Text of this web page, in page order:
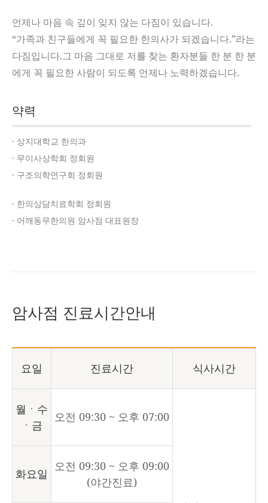
언제나 마음 속 깊이 잊지 않는 다짐이 있습니다.
“가족과 친구들에게 꼭 필요한 한의사가 되겠습니다.”라는
다짐입니다.그 마음 그대로 저를 찾는 환자분들 한 분 한 분
에게 꼭 필요한 사람이 되도록 언제나 노력하겠습니다.
약력
· 상지대학교 한의과
· 무이사상학회 정회원
· 구조의학연구회 정회원
· 한의상담치료학회 정회원
· 어깨동무한의원 암사점 대표원장
암사점 진료시간안내
요일 진료시간 식사시간
월ㆍ수
ㆍ금
오전 09:30 ~ 오후 07:00
화요일
오전 09:30 ~ 오후 09:00
(야간진료)